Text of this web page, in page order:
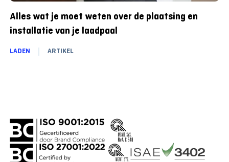
Alles wat je moet weten over de plaatsing en
installatie van je laadpaal
LADEN ARTIKEL